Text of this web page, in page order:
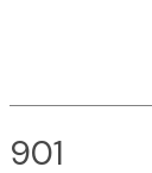
901